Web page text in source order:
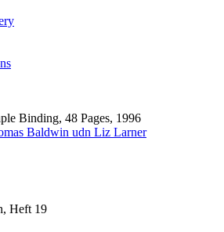
Binding, 48 Pages, 1996
Baldwin udn Liz Larner
Heft 19